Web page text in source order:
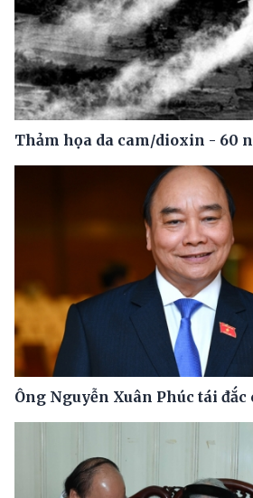
Thảm họa da cam/dioxin - 60
Ông Nguyễn Xuân Phúc tái đắc